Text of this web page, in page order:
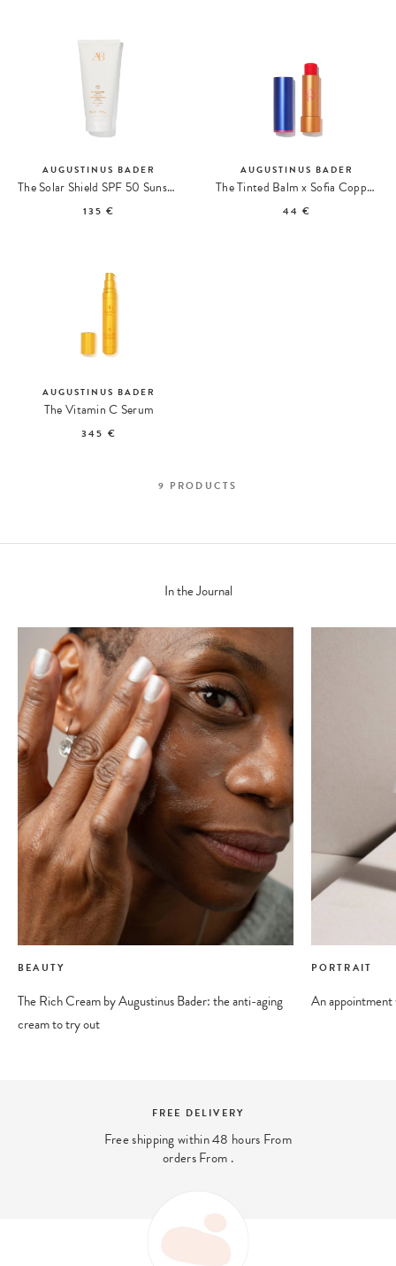
AUGUSTINUS BADER
The Solar Shield SPF 50 Sunscreen
135 €
AUGUSTINUS BADER
The Tinted Balm x Sofia Coppola Tinted Lip Balm
44 €
AUGUSTINUS BADER
The Vitamin C Serum
345 €
9 PRODUCTS
In the Journal
BEAUTY
The Rich Cream by Augustinus Bader: the anti-aging
cream to try out
PORTRAIT
An appointment
FREE DELIVERY
Free shipping within 48 hours From
orders From .